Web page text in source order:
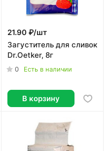
21.90 ₽/шт
Загуститель для сливок
Dr.Oetker, 8г
0 Есть в наличии
В корзину